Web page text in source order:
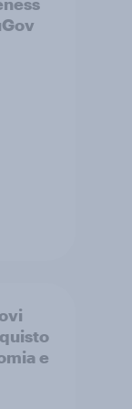
e